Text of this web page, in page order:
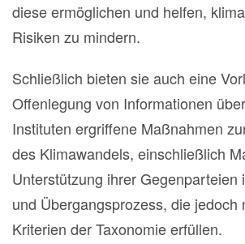
diese ermöglichen und helfen,
Risiken zu mindern.
Schließlich bieten sie auch eine
Offenlegung von Informationen
Instituten ergriffene Maßnahmen
des Klimawandels, einschließlich
Unterstützung ihrer Gegenparteien
und Übergangsprozess, die jedoch
Kriterien der Taxonomie erfüllen.